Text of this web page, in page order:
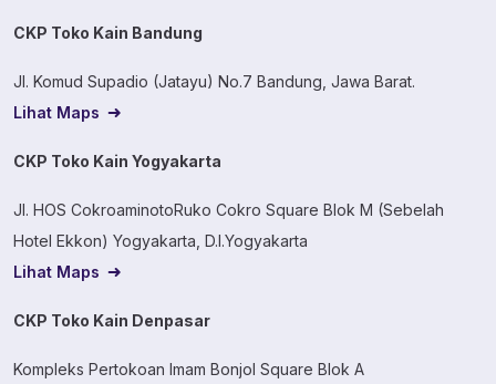
CKP Toko Kain Bandung
Jl. Komud Supadio (Jatayu) No.7 Bandung, Jawa Barat.
Lihat Maps
CKP Toko Kain Yogyakarta
Jl. HOS CokroaminotoRuko Cokro Square Blok M (Sebelah
Hotel Ekkon) Yogyakarta, D.I.Yogyakarta
Lihat Maps
CKP Toko Kain Denpasar
Kompleks Pertokoan Imam Bonjol Square Blok A